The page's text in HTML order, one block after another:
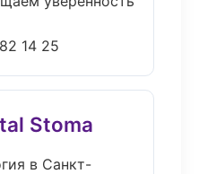
14 25
Stoma
в Санкт-